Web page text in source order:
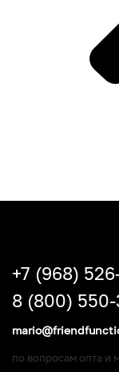
+7 (968)
8 (800) 550-
по вопросам опта и